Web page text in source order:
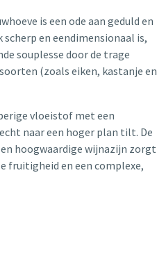
is een ode aan geduld en
scherp en eendimensionaal is,
souplesse door de trage
(zoals eiken, kastanje en
vloeistof met een
naar een hoger plan tilt. De
hoogwaardige wijnazijn zorgt
fruitigheid en een complexe,